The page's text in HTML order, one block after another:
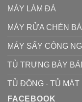
MÁY LÀM ĐÁ
MÁY RỬA CHÉN
MÁY SẤY CÔNG
TỦ TRƯNG BÀY
TỦ ĐÔNG - TỦ MÁT
FACEBOOK